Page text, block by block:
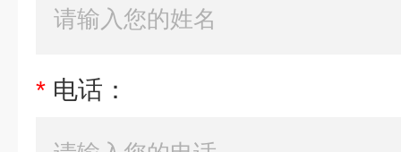
* 电话：